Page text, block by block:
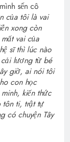
sến cô
của tôi là vai
xong còn
vai của
sĩ thì lúc nào
lương từ bé
giờ, ai nói tôi
con học
kiến thức
tôn ti, trật tự
có chuyện Tây